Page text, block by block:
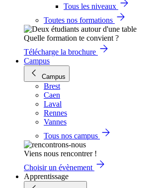
Tous les niveaux
Toutes nos formations
Quelle formation te convient ?
Télécharge la brochure
Campus
Campus
Brest
Caen
Laval
Rennes
Vannes
Tous nos campus
Viens nous rencontrer !
Choisir un évènement
Apprentissage